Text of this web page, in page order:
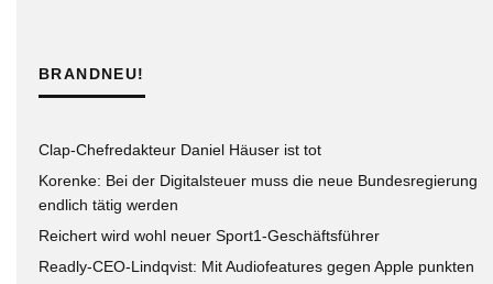
BRANDNEU!
Clap-Chefredakteur Daniel Häuser ist tot
Korenke: Bei der Digitalsteuer muss die neue Bundesregierung
endlich tätig werden
Reichert wird wohl neuer Sport1-Geschäftsführer
Readly-CEO-Lindqvist: Mit Audiofeatures gegen Apple punkten